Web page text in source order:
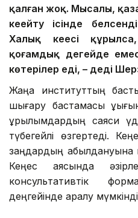
қалған жоқ. Мысалы,
кеңейту ісінде
Халық кеңесі
қоғамдық деңгейде
көтерілер еді, – деді
Жаңа институттың
шығару бастамасы
құрылымдардың саяси
түбегейлі өзгертеді.
заңдардың қабылдануына
Кеңес аясында
консультативтік
деңгейінде қаралу